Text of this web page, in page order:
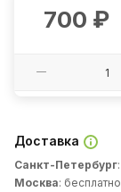
700 ₽
Доставка
Санкт-Петербург
Москва: